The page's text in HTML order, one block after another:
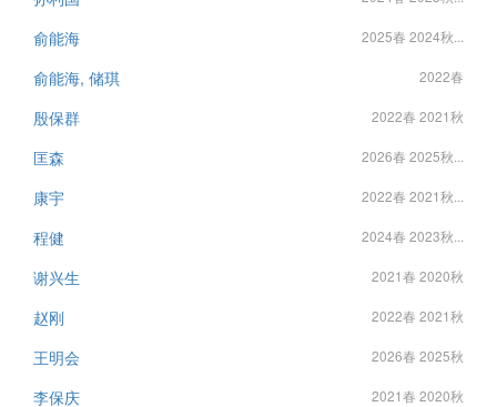
俞能海 2025春 2024秋...
俞能海, 储琪 2022春
殷保群 2022春 2021秋
匡森 2026春 2025秋...
康宇 2022春 2021秋...
程健 2024春 2023秋...
谢兴生 2021春 2020秋
赵刚 2022春 2021秋
王明会 2026春 2025秋
李保庆 2021春 2020秋